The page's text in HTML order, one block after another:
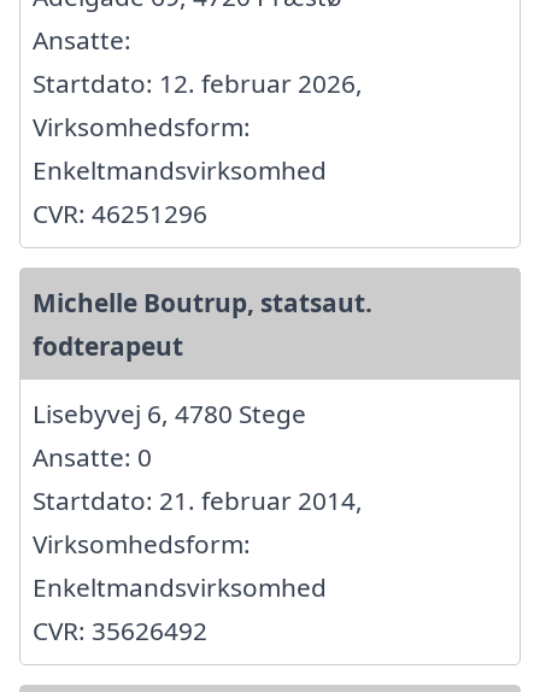
Ansatte:
Startdato: 12. februar 2026,
Virksomhedsform:
Enkeltmandsvirksomhed
CVR: 46251296
Michelle Boutrup, statsaut.
fodterapeut
Lisebyvej 6, 4780 Stege
Ansatte: 0
Startdato: 21. februar 2014,
Virksomhedsform:
Enkeltmandsvirksomhed
CVR: 35626492